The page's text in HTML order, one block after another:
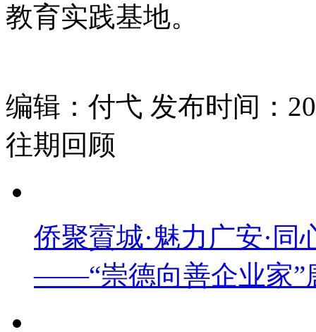
教育实践基地。
编辑：付弋 发布时间：
往期回顾
侨聚賨城·魅力广安·
——“崇德向善企业家”